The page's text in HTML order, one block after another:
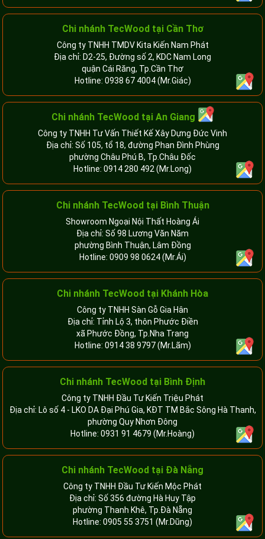
Chi nhánh TecWood tại Cần Thơ
Công ty TNHH TMDV Kita Kiến Nam Phát
Địa chỉ: D2-25, Đường số 2, KDC Nam Long
quận Cái Răng, Tp.Cần Thơ
Hotline: 0938 67 4004(Mr.Giác)
Chi nhánh TecWood tại An Giang
Công ty TNHH Tư Vấn Thiết Kế Xây Dựng Đức Vinh
Địa chỉ: Số 105, tổ 18, đường Phan Đình Phùng
phường Châu Phú B, Tp.Châu Đốc
Hotline: 0914 280 492 (Mr.Long)
Chi nhánh TecWood tại Bình Thuận
Showroom Ngoại Nội Thất Hoàng Ái
Địa chỉ: Số 98 Lương Văn Năm
phường Bình Thuận, Lâm Đồng
Hotline: 0909 98 0624(Mr.Ái)
Chi nhánh TecWood tại Khánh Hòa
Công ty TNHH Sàn Gỗ Gia Hân
Địa chỉ: Tỉnh Lộ 3, thôn Phước Điền
xã Phước Đồng, Tp.Nha Trang
Hotline: 0914 38 9797(Mr.Lãm)
Chi nhánh TecWood tại Bình Định
Công ty TNHH Đầu Tư Kiến Triệu Phát
Địa chỉ: Lô số 4 - LKO DA Đại Phú Gia, KĐT TM Bắc Sông Hà Thanh,
phường Quy Nhơn Đông
Hotline: 0931 91 4679 (Mr.Hoàng)
Chi nhánh TecWood tại Đà Nẵng
Công ty TNHH Đầu Tư Kiến Mộc Phát
Địa chỉ: Số 356 đường Hà Huy Tập
phường Thanh Khê, Tp.Đà Nẵng
Hotline: 0905 55 3751 (Mr.Dũng)